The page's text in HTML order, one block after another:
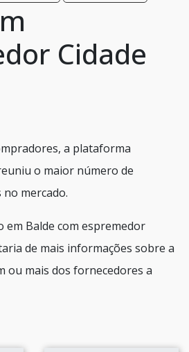
Cidade
a plataforma
o maior número de
mercado.
em Balde com espremedor
de mais informações sobre a
ou mais dos fornecedores a